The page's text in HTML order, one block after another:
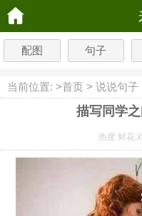
配图 句子
当前位置: >首页 > 说说句子
描写同学
热度:鲜花: